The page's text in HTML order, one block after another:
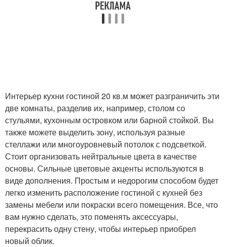
Интерьер кухни гостиной 20 кв.м может разграничить эти
две комнаты, разделив их, например, столом со
стульями, кухонным островком или барной стойкой. Вы
также можете выделить зону, используя разные
стеллажи или многоуровневый потолок с подсветкой.
Стоит организовать нейтральные цвета в качестве
основы. Сильные цветовые акценты используются в
виде дополнения. Простым и недорогим способом будет
легко изменить расположение гостиной с кухней без
замены мебели или покраски всего помещения. Все, что
вам нужно сделать, это поменять аксессуары,
перекрасить одну стену, чтобы интерьер приобрел
новый облик.